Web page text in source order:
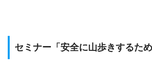
セミナー「安全に山歩きするため